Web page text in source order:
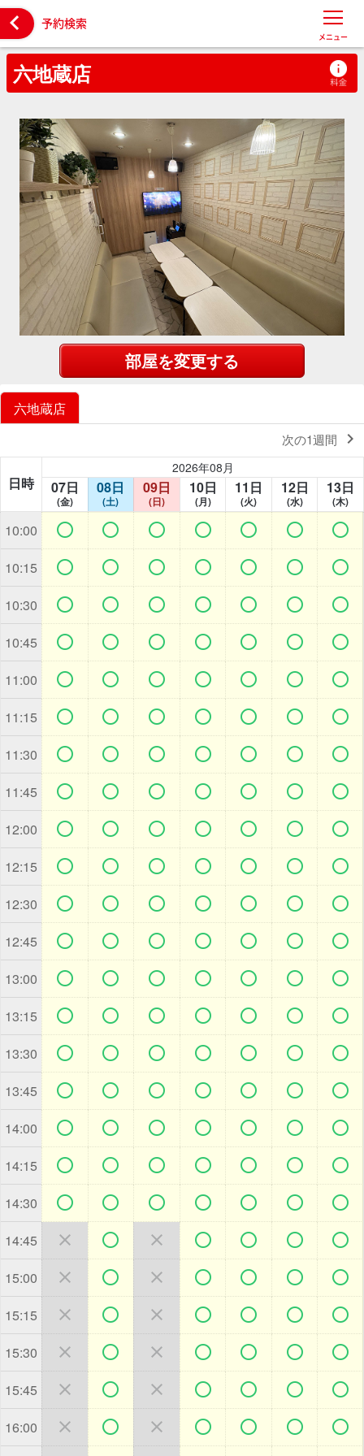
 予約検索
メニュー
六地蔵店
部屋を変更する
六地蔵店
次の1週間 
日時
2026年08月
07日
(金)
08日
(土)
09日
(日)
10日
(月)
11日
(火)
12日
(水)
13日
(木)
10:00       
10:15       
10:30       
10:45       
11:00       
11:15       
11:30       
11:45       
12:00       
12:15       
12:30       
12:45       
13:00       
13:15       
13:30       
13:45       
14:00       
14:15       
14:30       
14:45       
15:00       
15:15       
15:30       
15:45       
16:00       